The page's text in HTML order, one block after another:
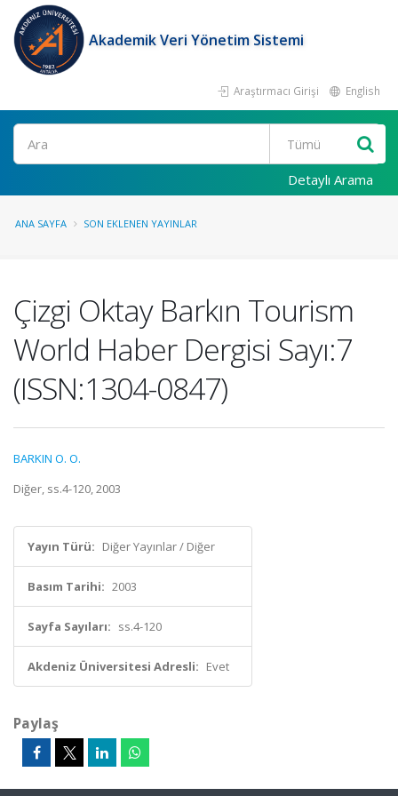
Akademik Veri Yönetim Sistemi
Araştırmacı Girişi English
Ara
Detaylı Arama
ANA SAYFA SON EKLENEN YAYINLAR
Çizgi Oktay Barkın Tourism
World Haber Dergisi Sayı:7
(ISSN:1304-0847)
BARKIN O. O.
Diğer, ss.4-120, 2003
Yayın Türü: Diğer Yayınlar / Diğer
Basım Tarihi: 2003
Sayfa Sayıları: ss.4-120
Akdeniz Üniversitesi Adresli: Evet
Paylaş